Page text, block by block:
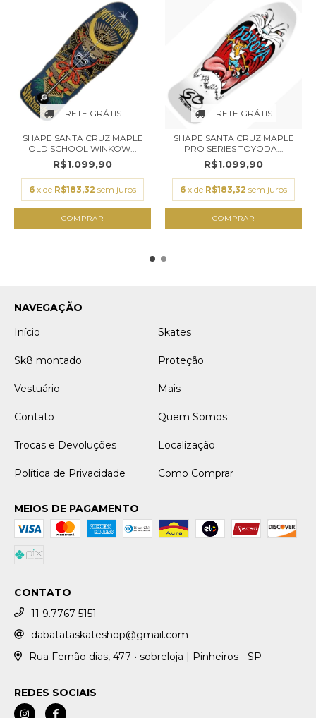
FRETE GRÁTIS
SHAPE SANTA CRUZ MAPLE
OLD SCHOOL WINKOW...
R$1.099,90
6 x de R$183,32 sem juros
COMPRAR
FRETE GRÁTIS
SHAPE SANTA CRUZ MAPLE
PRO SERIES TOYODA...
R$1.099,90
6 x de R$183,32 sem juros
COMPRAR
NAVEGAÇÃO
Início
Skates
Sk8 montado Proteção
Vestuário Mais
Contato Quem Somos
Trocas e Devoluções Localização
Política de Privacidade Como Comprar
MEIOS DE PAGAMENTO
CONTATO
11 9.7767-5151
dabatataskateshop@gmail.com
Rua Fernão dias, 477 • sobreloja | Pinheiros - SP
REDES SOCIAIS